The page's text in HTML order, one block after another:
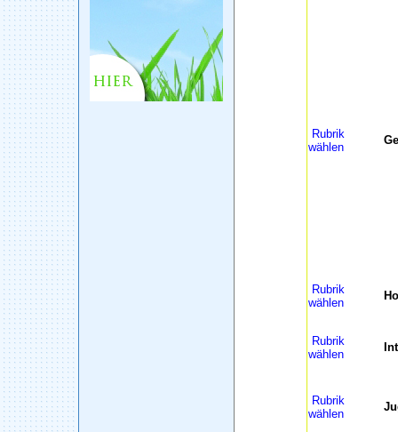
Rubrik
wählen
Rubrik
wählen
Rubrik
wählen
Rubrik
wählen